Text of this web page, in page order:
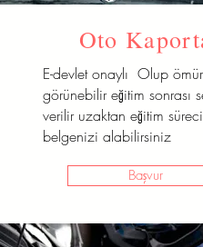
Oto
E-devlet onaylı Olup
görünebilir eğitim sonrası
verilir uzaktan eğitim
belgenizi alabilirsiniz
Başvur